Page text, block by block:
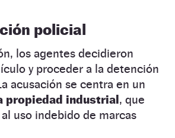
policial
los agentes decidieron
y proceder a la detención
acusación se centra en un
propiedad industrial, que
uso indebido de marcas